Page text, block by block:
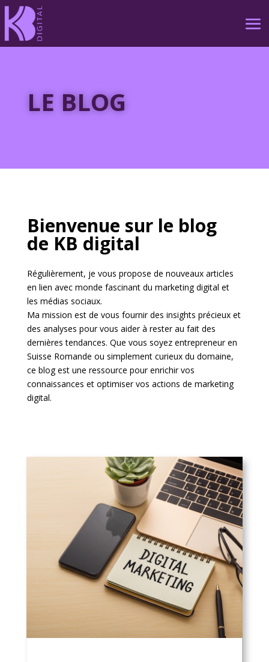
LE BLOG
Bienvenue sur le blog
de KB digital
Régulièrement, je vous propose de nouveaux articles
en lien avec monde fascinant du marketing digital et
les médias sociaux.
Ma mission est de vous fournir des insights précieux et
des analyses pour vous aider à rester au fait des
dernières tendances. Que vous soyez entrepreneur en
Suisse Romande ou simplement curieux du domaine,
ce blog est une ressource pour enrichir vos
connaissances et optimiser vos actions de marketing
digital.